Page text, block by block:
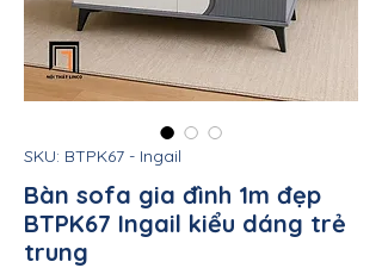
SKU: BTPK67 - Ingail
Bàn sofa gia đình 1m đẹp
BTPK67 Ingail kiểu dáng trẻ
trung